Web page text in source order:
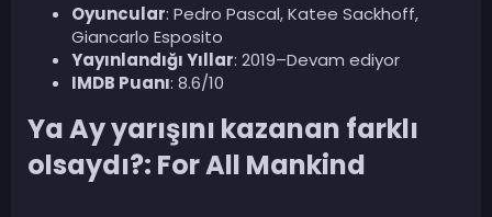
Oyuncular: Pedro Pascal, Katee Sackhoff,
Giancarlo Esposito
Yayınlandığı Yıllar: 2019–Devam ediyor
IMDB Puanı: 8.6/10
Ya Ay yarışını kazanan farklı
olsaydı?: For All Mankind​